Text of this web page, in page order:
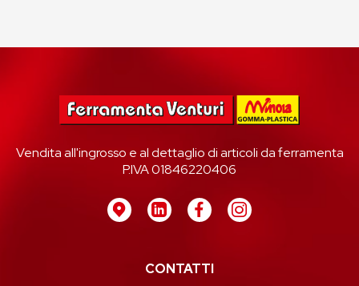
Vendita all'ingrosso e al dettaglio di articoli da ferramenta
P.IVA 01846220406
CONTATTI